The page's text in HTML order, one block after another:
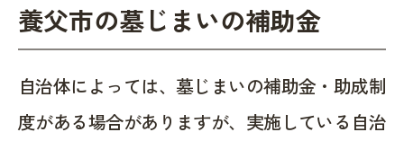
養父市の墓じまいの補助金
自治体によっては、墓じまいの補助金・助成制
度がある場合がありますが、実施している自治